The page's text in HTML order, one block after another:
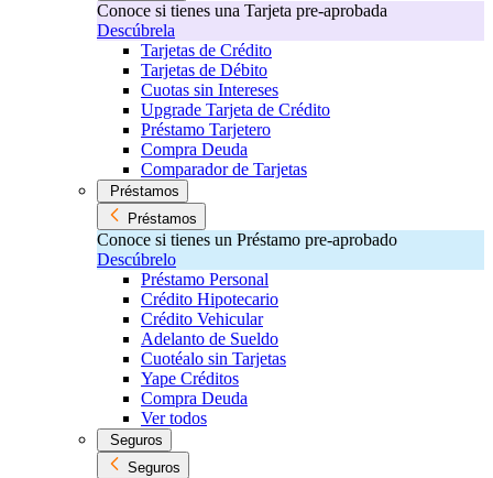
Conoce si tienes una Tarjeta pre-aprobada
Descúbrela
Tarjetas de Crédito
Tarjetas de Débito
Cuotas sin Intereses
Upgrade Tarjeta de Crédito
Préstamo Tarjetero
Compra Deuda
Comparador de Tarjetas
Préstamos
Préstamos
Conoce si tienes un Préstamo pre-aprobado
Descúbrelo
Préstamo Personal
Crédito Hipotecario
Crédito Vehicular
Adelanto de Sueldo
Cuotéalo sin Tarjetas
Yape Créditos
Compra Deuda
Ver todos
Seguros
Seguros